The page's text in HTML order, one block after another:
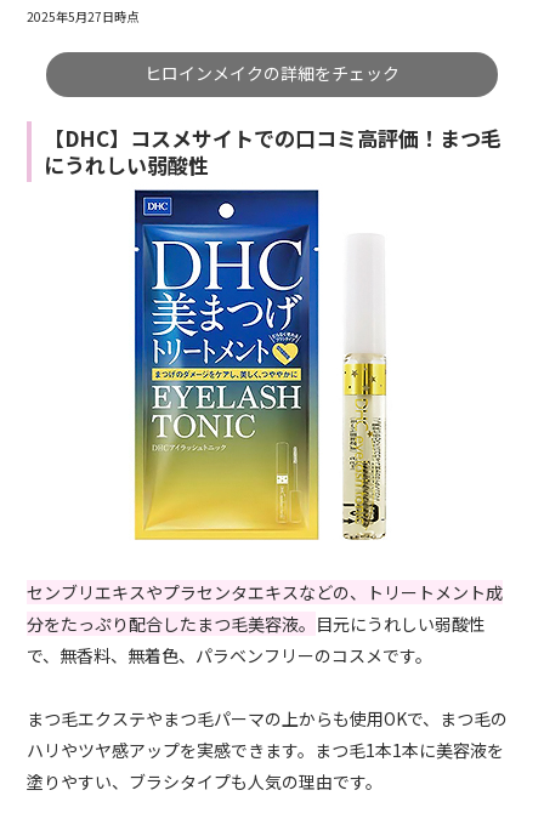
2025年5月27日時点
ヒロインメイクの詳細をチェック
【DHC】コスメサイトでの口コミ高評価！まつ毛
にうれしい弱酸性
センブリエキスやプラセンタエキスなどの、トリートメント成
分をたっぷり配合したまつ毛美容液。 目元にうれしい弱酸性
で、無香料、無着色、パラベンフリーのコスメです。
まつ毛エクステやまつ毛パーマの上からも使用OKで、まつ毛の
ハリやツヤ感アップを実感できます。まつ毛1本1本に美容液を
塗りやすい、ブラシタイプも人気の理由です。